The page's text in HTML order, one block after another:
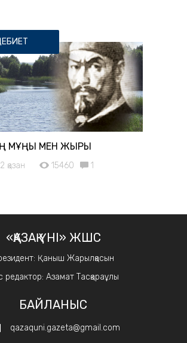
МҰҢЫ МЕН ЖЫРЫ
қазан 15460 1
«ҚАЗАҚ ҮНІ» ЖШС
Қаныш Жарылқасын
редактор: Азамат Тасқараұлы
БАЙЛАНЫС
qazaquni.gazeta@gmail.com